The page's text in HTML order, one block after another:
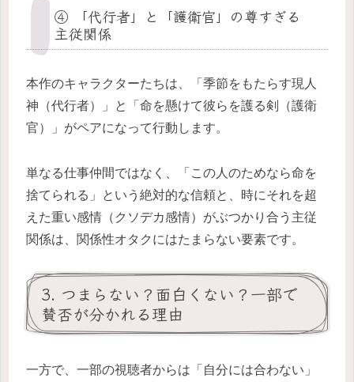
④ 「代行者」と「護衛官」の尊すぎる
主従関係
本作のキャラクターたちは、「季節をもたらす現人
神（代行者）」と「命を懸けて彼らを護る剣（護衛
官）」がペアになって行動します。
単なる仕事仲間ではなく、「この人のためなら命を
捨てられる」という絶対的な信頼と、時にそれを超
えた重い感情（クソデカ感情）がぶつかり合う主従
関係は、関係性オタクにはたまらない要素です。
3. つまらない？面白くない？一部で
賛否が分かれる理由
一方で、一部の視聴者からは「自分には合わない」